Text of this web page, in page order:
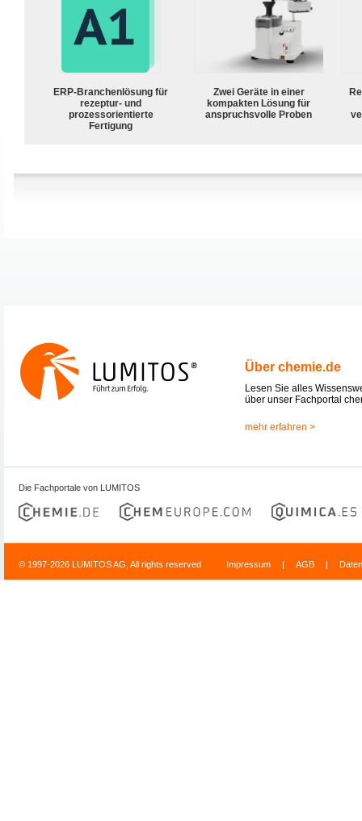
ERP-Branchenlösung für
rezeptur- und
prozessorientierte
Fertigung
Zwei Geräte in einer
kompakten Lösung für
anspruchsvolle Proben
Über chemie.de
Lesen Sie alles
über unser Fachportal
mehr erfahren >
Die Fachportale von LUMITOS
© 1997-2026 LUMITOS AG, All rights reserved Impressum | AGB |